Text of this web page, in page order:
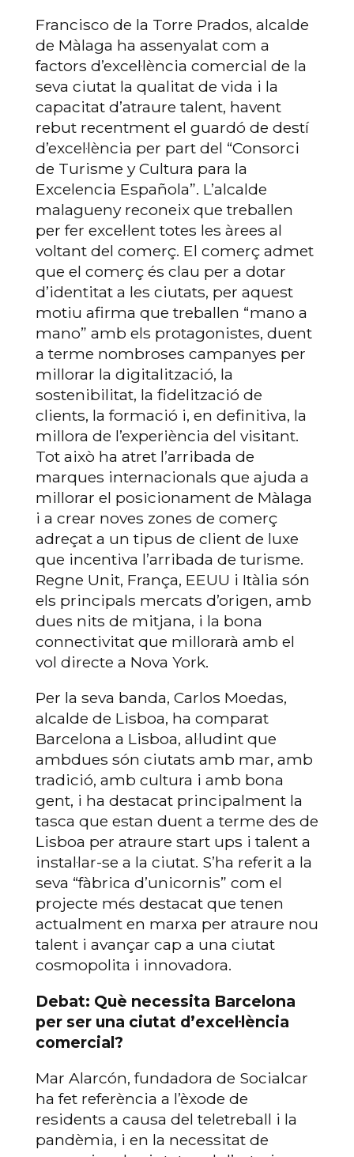
Francisco de la Torre Prados, alcalde
de Màlaga ha assenyalat com a
factors d’excel·lència comercial de la
seva ciutat la qualitat de vida i la
capacitat d’atraure talent, havent
rebut recentment el guardó de destí
d’excel·lència per part del “Consorci
de Turisme y Cultura para la
Excelencia Española”. L’alcalde
malagueny reconeix que treballen
per fer excel·lent totes les àrees al
voltant del comerç. El comerç admet
que el comerç és clau per a dotar
d’identitat a les ciutats, per aquest
motiu afirma que treballen “mano a
mano” amb els protagonistes, duent
a terme nombroses campanyes per
millorar la digitalització, la
sostenibilitat, la fidelització de
clients, la formació i, en definitiva, la
millora de l’experiència del visitant.
Tot això ha atret l’arribada de
marques internacionals que ajuda a
millorar el posicionament de Màlaga
i a crear noves zones de comerç
adreçat a un tipus de client de luxe
que incentiva l’arribada de turisme.
Regne Unit, França, EEUU i Itàlia són
els principals mercats d’origen, amb
dues nits de mitjana, i la bona
connectivitat que millorarà amb el
vol directe a Nova York.
Per la seva banda, Carlos Moedas,
alcalde de Lisboa, ha comparat
Barcelona a Lisboa, al·ludint que
ambdues són ciutats amb mar, amb
tradició, amb cultura i amb bona
gent, i ha destacat principalment la
tasca que estan duent a terme des de
Lisboa per atraure start ups i talent a
instal·lar-se a la ciutat. S’ha referit a la
seva “fàbrica d’unicornis” com el
projecte més destacat que tenen
actualment en marxa per atraure nou
talent i avançar cap a una ciutat
cosmopolita i innovadora.
Debat: Què necessita Barcelona
per ser una ciutat d’excel·lència
comercial?
Mar Alarcón, fundadora de Socialcar
ha fet referència a l’èxode de
residents a causa del teletreball i la
pandèmia, i en la necessitat de